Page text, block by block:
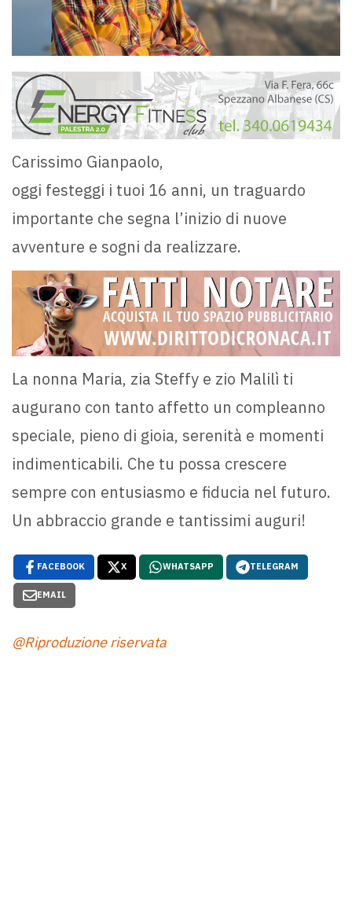
Carissimo Gianpaolo,
oggi festeggi i tuoi 16 anni, un traguardo
importante che segna l’inizio di nuove
avventure e sogni da realizzare.
La nonna Maria, zia Steffy e zio Malilì ti
augurano con tanto affetto un compleanno
speciale, pieno di gioia, serenità e momenti
indimenticabili. Che tu possa crescere
sempre con entusiasmo e fiducia nel futuro.
Un abbraccio grande e tantissimi auguri!
FACEBOOK X WHATSAPP TELEGRAM
EMAIL
@Riproduzione riservata